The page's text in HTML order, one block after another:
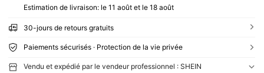
Estimation de livraison: le 11 août et le 18 août
30-jours de retours gratuits
Paiements sécurisés · Protection de la vie privée
Vendu et expédié par le vendeur professionnel : SHEIN